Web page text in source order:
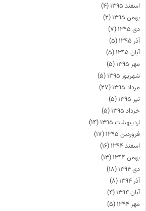
اسفند ۱۳۹۵
(۴)
بهمن ۱۳۹۵
(۲)
دی ۱۳۹۵
(۷)
آذر ۱۳۹۵
(۵)
آبان ۱۳۹۵
(۵)
مهر ۱۳۹۵
(۵)
شهریور ۱۳۹۵
(۵)
مرداد ۱۳۹۵
(۲۷)
تیر ۱۳۹۵
(۵)
خرداد ۱۳۹۵
(۵)
اردیبهشت ۱۳۹۵
(۱۴)
فروردین ۱۳۹۵
(۱۷)
اسفند ۱۳۹۴
(۱۶)
بهمن ۱۳۹۴
(۱۳)
دی ۱۳۹۴
(۱۸)
آذر ۱۳۹۴
(۸)
آبان ۱۳۹۴
(۴)
مهر ۱۳۹۴
(۵)